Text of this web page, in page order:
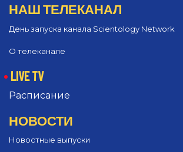
НАШ ТЕЛЕКАНАЛ
День запуска канала Scientology Network
О телеканале
LIVE TV
Расписание
НОВОСТИ
Новостные выпуски